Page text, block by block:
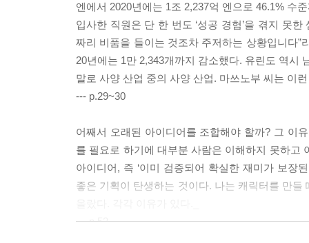
엔에서 2020년에는 1조 2,237억 엔으로 46.1% 수
입사한 직원은 단 한 번도 ‘성공 경험’을 겪지 못
짜리 비품을 들이는 것조차 주저하는 상황입니다
20년에는 1만 2,343개까지 감소했다. 유린도 역시
말로 사양 산업 중의 사양 산업. 마쓰노부 씨는 이
--- p.29~30
어째서 오래된 아이디어를 조합해야 할까? 그 이
를 필요로 하기에 대부분 사람은 이해하지 못하고
아이디어, 즉 ‘이미 검증되어 확실한 재미가 보장
좋은 기획이 탄생하는 것이다. 나는 캐릭터를 만
--- p.52